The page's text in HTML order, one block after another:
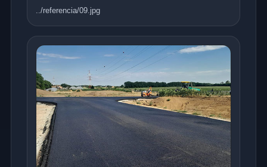
../referencia/09.jpg